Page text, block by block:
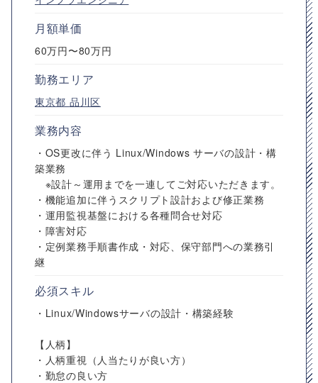
月額単価
60万円〜80万円
勤務エリア
東京都 品川区
業務内容
・OS更改に伴う Linux/Windows サーバの設計・構
築業務
※設計～運用までを一連してご対応いただきます。
・機能追加に伴うスクリプト設計および修正業務
・運用監視基盤における各種問合せ対応
・障害対応
・定例業務手順書作成・対応、保守部門への業務引
継
必須スキル
・Linux/Windowsサーバの設計・構築経験
【人柄】
・人柄重視（人当たりが良い方）
・勤怠の良い方